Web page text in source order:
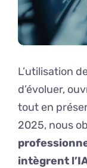
L’utilisation
d’évoluer,
tout en
2025, nous
intègrent